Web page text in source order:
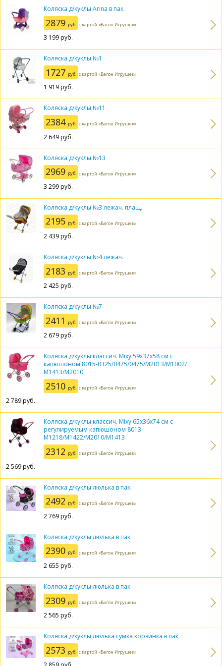
Коляска д/куклы Arina в пак.
2879 руб. с картой «Вагон Игрушек»
3 199руб.
Коляска д/куклы №1
1727 руб. с картой «Вагон Игрушек»
1 919руб.
Коляска д/куклы №11
2384 руб. с картой «Вагон Игрушек»
2 649руб.
Коляска д/куклы №13
2969 руб. с картой «Вагон Игрушек»
3 299руб.
Коляска д/куклы №3 лежач. плащ.
2195 руб. с картой «Вагон Игрушек»
2 439руб.
Коляска д/куклы №4 лежач.
2183 руб. с картой «Вагон Игрушек»
2 425 руб.
Коляска д/куклы №7
2411 руб. с картой «Вагон Игрушек»
2 679руб.
Коляска д/куклы классич. Mixy 59х37х58 см с
капюшоном 8015-0325/0475/0475/M2013/М1002/
М1413/М2010
2510 руб. с картой «Вагон Игрушек»
2 789руб.
Коляска д/куклы классич. Mixy 65х36х74 см с
регулируемым капюшоном 8013-
M1218/M1422/M2010/М1413
2312 руб. с картой «Вагон Игрушек»
2 569руб.
Коляска д/куклы люлька в пак.
2492 руб. с картой «Вагон Игрушек»
2 769руб.
Коляска д/куклы люлька в пак.
2390 руб. с картой «Вагон Игрушек»
2 655 руб.
Коляска д/куклы люлька в пак.
2309 руб. с картой «Вагон Игрушек»
2 565 руб.
Коляска д/куклы люлька сумка корзинка в пак.
2573 руб. с картой «Вагон Игрушек»